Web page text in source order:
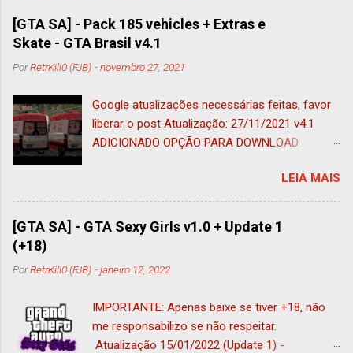
[GTA SA] - Pack 185 vehicles + Extras e
Skate - GTA Brasil v4.1
PorRetrKill0 (FJB) -novembro 27, 2021
Google atualizações necessárias feitas, favor
liberar o post Atualização: 27/11/2021 v4.1
ADICIONADO OPÇÃO PARA DOWNLOAD
adicionado o tug adaptado a esse mod e ao
vehfuncs, ficando 185 veículos) Atualização:
05/11/2021 ADICIONADO OPÇÃO PARA
DOWNLOAD SEM VEHFUNCS (COMPATÍVEL
COMPATÍVEL COM ANDROID ESTÁ DISPONÍVEL
SEM VEHFUNCS Atualização: 01/11/2021 V4
* Aplicado correções no Palio comum que
LEIA MAIS
[GTA SA] - GTA Sexy Girls v1.0 + Update 1
(+18)
PorRetrKill0 (FJB) -janeiro 12, 2022
IMPORTANTE: Apenas baixe se tiver +18, não
me responsabilizo se não respeitar.
Atualização 15/01/2022 (Update 1) -